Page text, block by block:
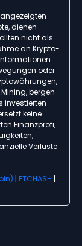
dienen
nicht als
an Krypto-
oder
bergen
investierten
keine
Finanzprofi,
Verluste
| ETCHASH |